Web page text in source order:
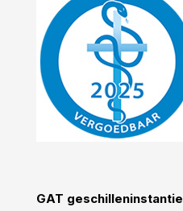
GAT geschilleninstantie